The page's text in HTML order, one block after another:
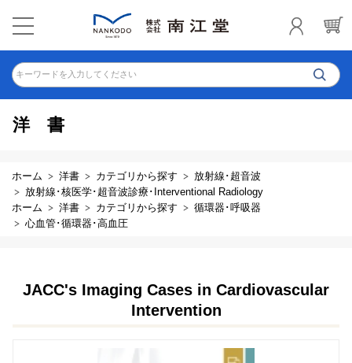
キーワードを入力してください
洋書
ホーム 洋書 カテゴリから探す
放射線･超音波
放射線･核医学･超音波診療･Interventional Radiology
ホーム
洋書 カテゴリから探す
循環器･呼吸器
心血管･循環器･高血圧
JACC's Imaging Cases in Cardiovascular
Intervention